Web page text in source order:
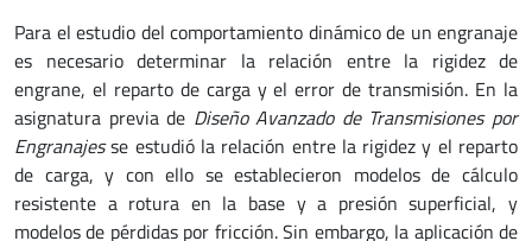
Para el estudio del comportamiento dinámico de un engranaje
es necesario determinar la relación entre la rigidez de
engrane, el reparto de carga y el error de transmisión. En la
asignatura previa de Diseño Avanzado de Transmisiones por
Engranajesse estudió la relación entre la rigidez y el reparto
de carga, y con ello se establecieron modelos de cálculo
resistente a rotura en la base y a presión superficial, y
modelos de pérdidas por fricción. Sin embargo, la aplicación de